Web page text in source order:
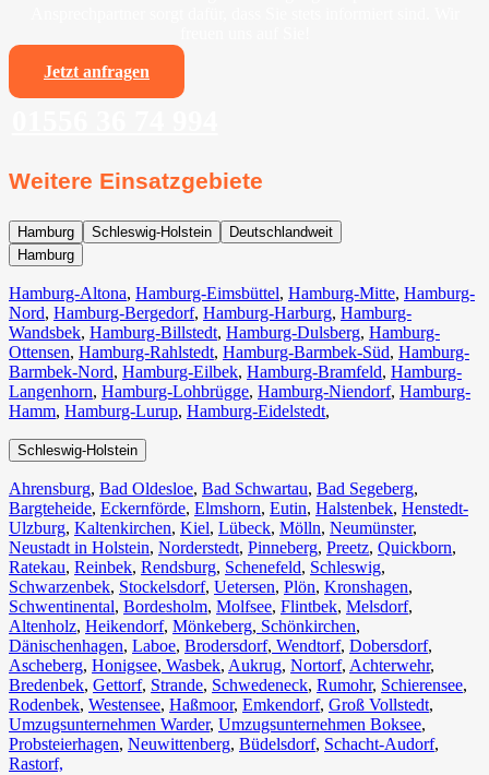
Jetzt anfragen
Weitere Einsatzgebiete
Hamburg Schleswig-Holstein
Deutschlandweit
Hamburg
Hamburg-Altona, Hamburg-Eimsbüttel, Hamburg-Mitte, Hamburg-
Nord, Hamburg-Bergedorf, Hamburg-Harburg, Hamburg-
Wandsbek, Hamburg-Billstedt, Hamburg-Dulsberg, Hamburg-
Ottensen, Hamburg-Rahlstedt, Hamburg-Barmbek-Süd, Hamburg-
Barmbek-Nord, Hamburg-Eilbek, Hamburg-Bramfeld, Hamburg-
Langenhorn, Hamburg-Lohbrügge, Hamburg-Niendorf, Hamburg-
Hamm, Hamburg-Lurup, Hamburg-Eidelstedt,
Schleswig-Holstein
Ahrensburg, Bad Oldesloe, Bad Schwartau, Bad Segeberg,
Bargteheide, Eckernförde, Elmshorn, Eutin, Halstenbek, Henstedt-
Ulzburg, Kaltenkirchen, Kiel, Lübeck, Mölln, Neumünster,
Neustadt in Holstein, Norderstedt, Pinneberg, Preetz, Quickborn,
Ratekau, Reinbek, Rendsburg, Schenefeld, Schleswig,
Schwarzenbek, Stockelsdorf, Uetersen, Plön, Kronshagen,
Schwentinental, Bordesholm, Molfsee, Flintbek, Melsdorf,
Altenholz, Heikendorf, Mönkeberg, Schönkirchen,
Dänischenhagen, Laboe, Brodersdorf, Wendtorf, Dobersdorf,
Ascheberg, Honigsee, Wasbek, Aukrug, Nortorf, Achterwehr,
Bredenbek, Gettorf, Strande, Schwedeneck, Rumohr, Schierensee,
Rodenbek, Westensee, Haßmoor, Emkendorf, Groß Vollstedt,
Umzugsunternehmen Warder, Umzugsunternehmen Boksee,
Probsteierhagen, Neuwittenberg, Büdelsdorf, Schacht-Audorf,
Rastorf,